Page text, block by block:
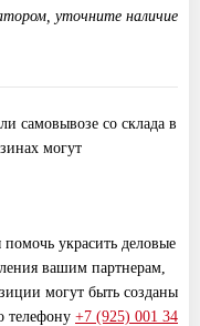
уточните наличие
самовывозе со склада в
могут
украсить деловые
вашим партнерам,
могут быть созданы
телефону +7 (925) 001 34